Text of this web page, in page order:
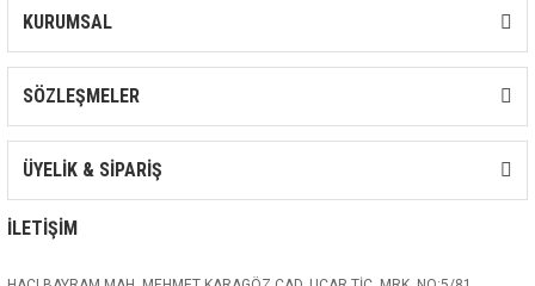
KURUMSAL
SÖZLEŞMELER
ÜYELİK & SİPARİŞ
İLETİŞİM